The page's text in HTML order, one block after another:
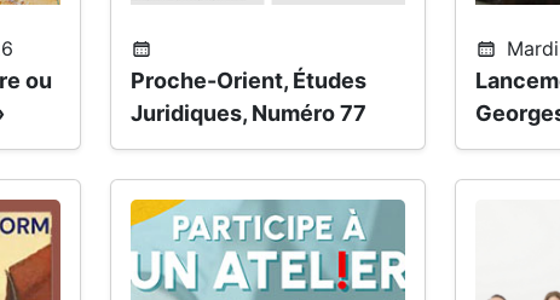
ou
Proche-Orient, Études
Juridiques, Numéro 77